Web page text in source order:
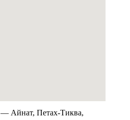
— Айнат, Петах-Тиква,